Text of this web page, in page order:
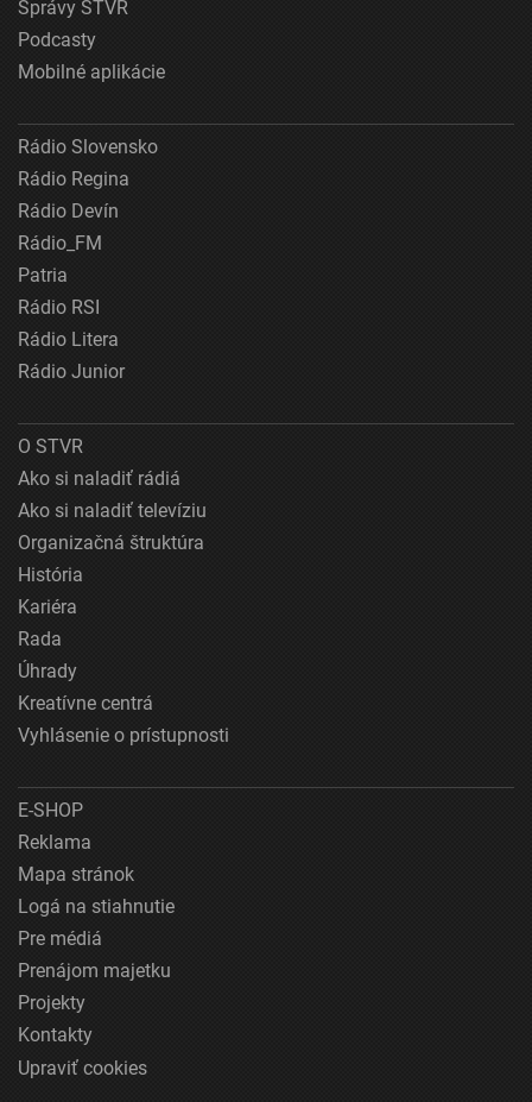
Správy STVR
Podcasty
Mobilné aplikácie
Rádio Slovensko
Rádio Regina
Rádio Devín
Rádio_FM
Patria
Rádio RSI
Rádio Litera
Rádio Junior
O STVR
Ako si naladiť rádiá
Ako si naladiť televíziu
Organizačná štruktúra
História
Kariéra
Rada
Úhrady
Kreatívne centrá
Vyhlásenie o prístupnosti
E-SHOP
Reklama
Mapa stránok
Logá na stiahnutie
Pre médiá
Prenájom majetku
Projekty
Kontakty
Upraviť cookies